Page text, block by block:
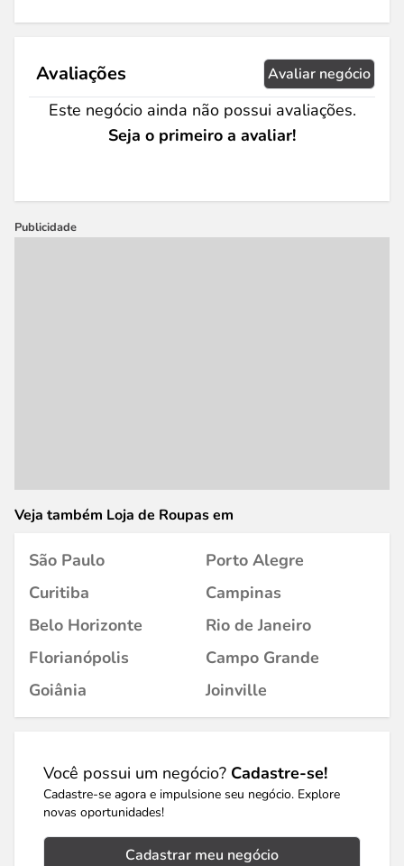
Avaliações Avaliar negócio
Este negócio ainda não possui avaliações.
Seja o primeiro a avaliar!
Publicidade
Veja também Loja de Roupas em
São Paulo
Porto Alegre
Curitiba
Campinas
Belo Horizonte
Rio de Janeiro
Florianópolis
Campo Grande
Goiânia
Joinville
Você possui um negócio? Cadastre-se!
Cadastre-se agora e impulsione seu negócio. Explore
novas oportunidades!
Cadastrar meu negócio